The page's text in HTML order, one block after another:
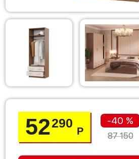
52290
Р
-40 %
87 150